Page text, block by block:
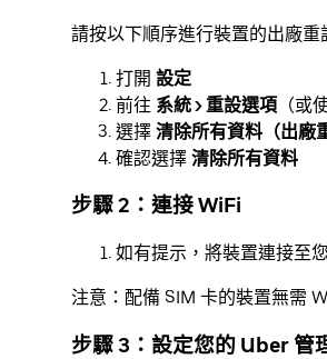
請按以下順序進行裝置的出廠重
打開 設定
前往 系統 > 重設選項 （或
選擇 清除所有資料（出廠
確認選擇 清除所有資料
步驟 2：連接 WiFi
如有提示，將裝置連接至
注意：配備 SIM 卡的裝置無需
步驟 3：設定您的 Uber 管